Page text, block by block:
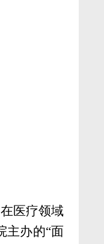
医疗领域
主办的“面